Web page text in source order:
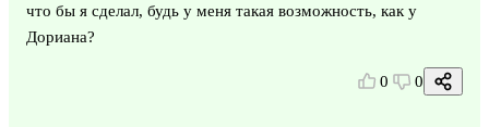
что бы я сделал, будь у меня такая возможность, как у
Дориана?
0 0